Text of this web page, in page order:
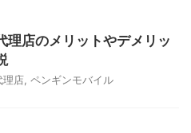
理店のメリットやデメリッ
理店, ペンギンモバイル